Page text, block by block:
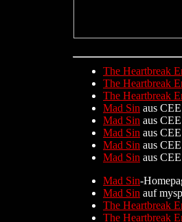
The Heartbreak
The Heartbreak
The Heartbreak
Mad Sin aus
Mad Sin aus
Mad Sin aus
Mad Sin aus
Mad Sin aus
Mad Sin-
Mad Sin auf
The Heartbreak
The Heartbreak